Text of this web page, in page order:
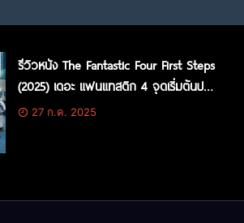
รีวิวหนัง The Fantastic Four First Steps
(2025) เดอะ แฟนแทสติก 4 จุดเริ่มต้นปฐม
บทใหม่27 ก.ค. 2025